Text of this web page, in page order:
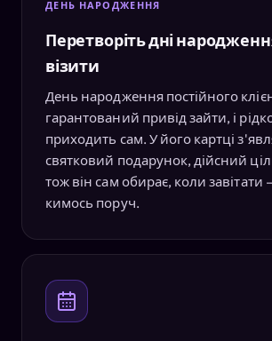
ДЕНЬ НАРОДЖЕННЯ
Перетворіть дні
візити
День народження постійного
гарантований привід зайти, і
приходить сам. У його картці
святковий подарунок, дійсний
тож він сам обирає, коли завітати
кимось поруч.